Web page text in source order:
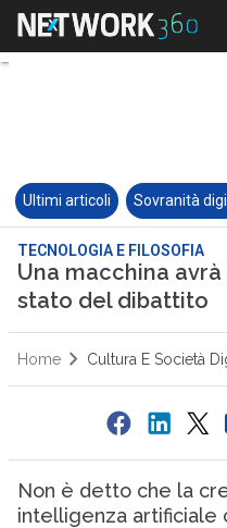
Ultimi articoli Sovranità
TECNOLOGIA E FILOSOFIA
Una macchina avrà
stato del dibattito
Home Cultura E Società
Non è detto che la
intelligenza artificiale